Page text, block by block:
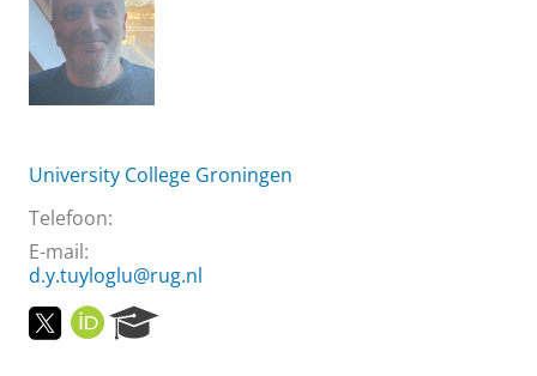
University College Groningen
Telefoon:
E-mail:
d.y.tuyloglu@rug.nl
T
w
O
R